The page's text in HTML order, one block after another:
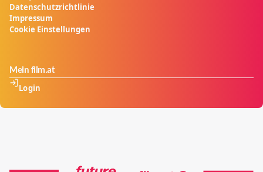
Datenschutzrichtlinie
Impressum
Cookie Einstellungen
Mein film.at
Login